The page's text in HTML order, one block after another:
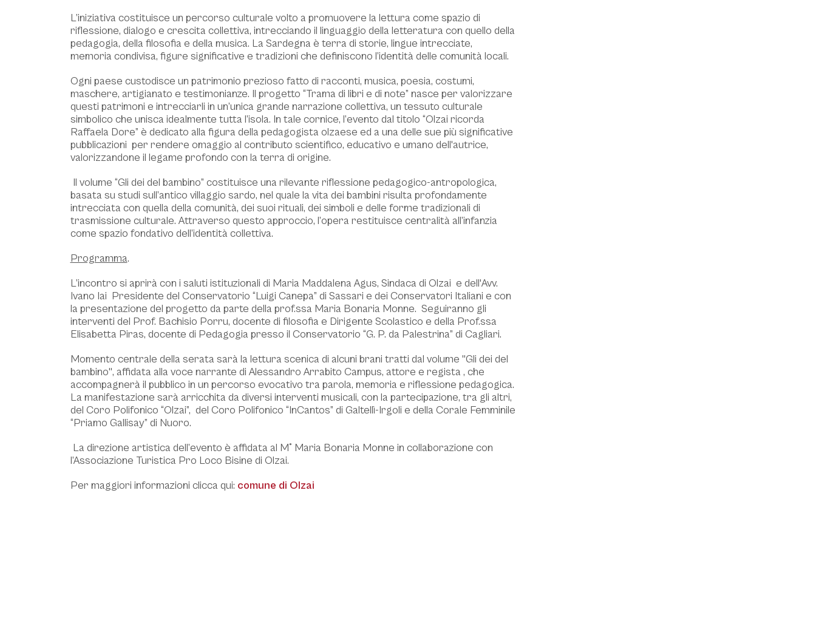
Comune di Olzai | Trama di Libri e di Note -
L’iniziativa costituisce un percorso culturale volto a promuovere la lettura come spazio di
riflessione, dialogo e crescita collettiva, intrecciando il linguaggio della letteratura con quello della
pedagogia, della filosofia e della musica. La Sardegna è terra di storie, lingue intrecciate,
memoria condivisa, figure significative e tradizioni che definiscono l’identità delle comunità locali.
Ogni paese custodisce un patrimonio prezioso fatto di racconti, musica, poesia, costumi,
maschere, artigianato e testimonianze. Il progetto “Trama di libri e di note” nasce per valorizzare
questi patrimoni e intrecciarli in un’unica grande narrazione collettiva, un tessuto culturale
simbolico che unisca idealmente tutta l’isola. In tale cornice, l’evento dal titolo “Olzai ricorda
Raffaela Dore” è dedicato alla figura della pedagogista olzaese ed a una delle sue più significative
pubblicazioni per rendere omaggio al contributo scientifico, educativo e umano dell'autrice,
valorizzandone il legame profondo con la terra di origine.
Il volume “Gli dei del bambino” costituisce una rilevante riflessione pedagogico-antropologica,
basata su studi sull’antico villaggio sardo, nel quale la vita dei bambini risulta profondamente
intrecciata con quella della comunità, dei suoi rituali, dei simboli e delle forme tradizionali di
trasmissione culturale. Attraverso questo approccio, l’opera restituisce centralità all’infanzia
come spazio fondativo dell’identità collettiva.
Programma.
L’incontro si aprirà con i saluti istituzionali di Maria Maddalena Agus, Sindaca di Olzai e dell'Avv.
Ivano Iai Presidente del Conservatorio “Luigi Canepa” di Sassari e dei Conservatori Italiani e con
la presentazione del progetto da parte della prof.ssa Maria Bonaria Monne. Seguiranno gli
interventi del Prof. Bachisio Porru, docente di filosofia e Dirigente Scolastico e della Prof.ssa
Elisabetta Piras, docente di Pedagogia presso il Conservatorio “G. P. da Palestrina” di Cagliari.
Momento centrale della serata sarà la lettura scenica di alcuni brani tratti dal volume "Gli dei del
bambino", affidata alla voce narrante di Alessandro Arrabito Campus, attore e regista , che
accompagnerà il pubblico in un percorso evocativo tra parola, memoria e riflessione pedagogica.
La manifestazione sarà arricchita da diversi interventi musicali, con la partecipazione, tra gli altri,
del Coro Polifonico “Olzai”, del Coro Polifonico “InCantos” di Galtellì-Irgoli e della Corale Femminile
“Priamo Gallisay” di Nuoro.
La direzione artistica dell’evento è affidata al M° Maria Bonaria Monne in collaborazione con
l’Associazione Turistica Pro Loco Bisine di Olzai.
Per maggiori informazioni clicca qui: comune di Olzai